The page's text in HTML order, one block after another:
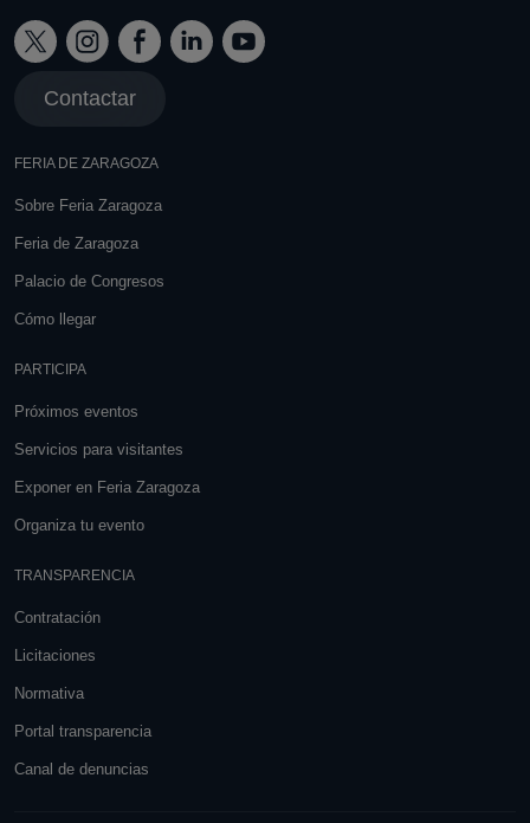
Contactar
FERIA DE ZARAGOZA
Sobre Feria Zaragoza
Feria de Zaragoza
Palacio de Congresos
Cómo llegar
PARTICIPA
Próximos eventos
Servicios para visitantes
Exponer en Feria Zaragoza
Organiza tu evento
TRANSPARENCIA
Contratación
Licitaciones
Normativa
Portal transparencia
Canal de denuncias